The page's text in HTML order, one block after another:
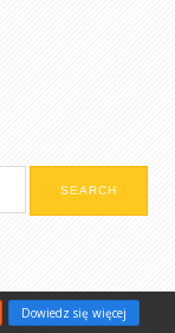
Dowiedz się więcej